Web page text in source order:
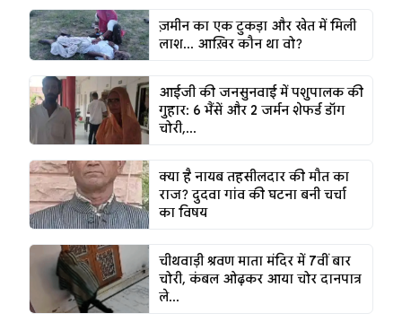
ज़मीन का एक टुकड़ा और खेत में मिली
लाश... आख़िर कौन था वो?
आईजी की जनसुनवाई में पशुपालक की
गुहार: 6 भैंसें और 2 जर्मन शेफर्ड डॉग
चोरी,...
क्या है नायब तहसीलदार की मौत का
राज? दुदवा गांव की घटना बनी चर्चा
का विषय
चीथवाड़ी श्रवण माता मंदिर में 7वीं बार
चोरी, कंबल ओढ़कर आया चोर दानपात्र
ले...